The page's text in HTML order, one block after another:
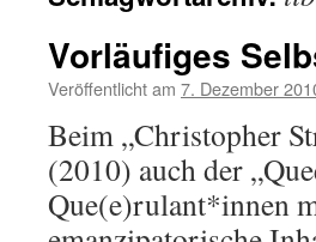
Vorläufiges
Veröffentlicht am 7. Dezember
Beim „Christopher
(2010) auch der
Que(e)rulant*innen